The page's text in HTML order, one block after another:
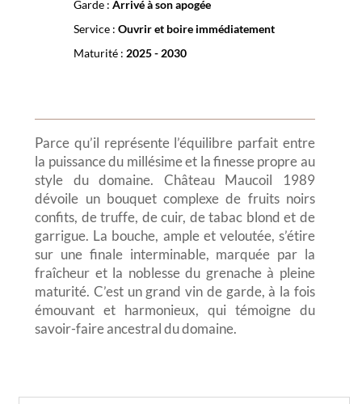
Garde : Arrivé à son apogée
Service : Ouvrir et boire immédiatement
Maturité : 2025 - 2030
Parce qu’il représente l’équilibre parfait entre
la puissance du millésime et la finesse propre au
style du domaine. Château Maucoil 1989
dévoile un bouquet complexe de fruits noirs
confits, de truffe, de cuir, de tabac blond et de
garrigue. La bouche, ample et veloutée, s’étire
sur une finale interminable, marquée par la
fraîcheur et la noblesse du grenache à pleine
maturité. C’est un grand vin de garde, à la fois
émouvant et harmonieux, qui témoigne du
savoir-faire ancestral du domaine.